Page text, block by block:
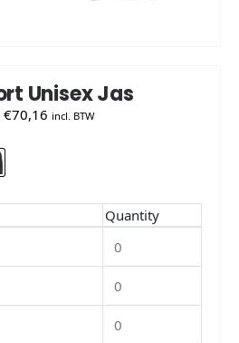
Unisex Jas
€70,16 incl. BTW
Quantity